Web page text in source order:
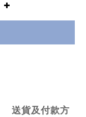
送貨及付款方